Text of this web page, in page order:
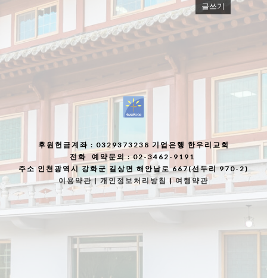
글쓰기
후원헌금계좌 : 0329373238 기업은행 한우리교회
전화
예약문의 : 02-3462-9191
주소인천광역시 강화군 길상면 해안남로 667(선두리 970-2)
이용약관|개인정보처리방침 |여행약관